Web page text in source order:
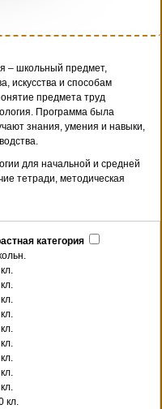
– школьный предмет,
искусства и способам
предмета труд
Программа была
знания, умения и навыки,
для начальной и средней
тетради, методическая
категория
кл.